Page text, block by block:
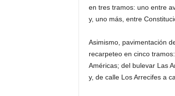
en tres tramos: uno entre
y, uno más, entre
Asimismo, pavimentación
recarpeteo en cinco
Américas; del bulevar Las
y, de calle Los Arrecifes a